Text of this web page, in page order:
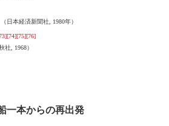
日本経済新聞社, 1980年）
[74][75][76]
社, 1968）
一本からの再出発